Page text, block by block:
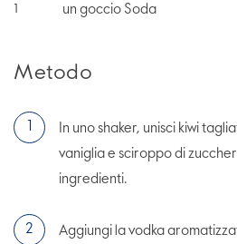
un goccio Soda
Metodo
In uno shaker, unisci kiwi
vaniglia e sciroppo di
ingredienti.
Aggiungi la vodka